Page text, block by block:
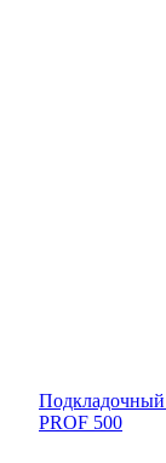
PROF 500